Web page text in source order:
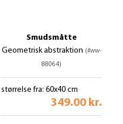
Smudsmåtte
Geometrisk abstraktion (#ww-
88064)
størrelse fra: 60x40 cm
349.00 kr.